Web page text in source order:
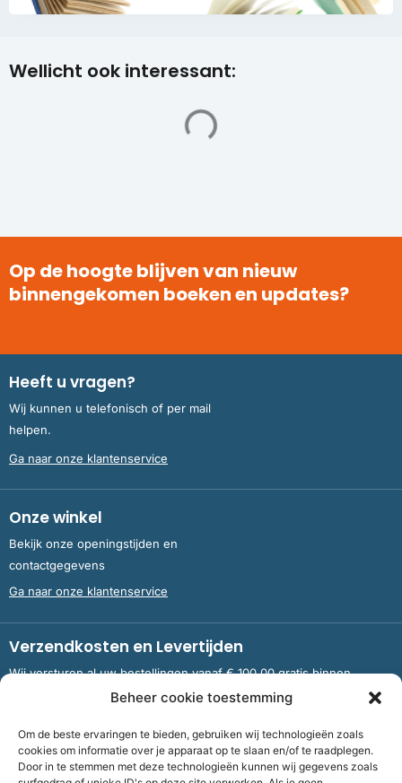
Beheer cookie toestemming
Om de beste ervaringen te bieden, gebruiken wij technologieën zoals
cookies om informatie over je apparaat op te slaan en/of te raadplegen.
Door in te stemmen met deze technologieën kunnen wij gegevens zoals
Wellicht ook interessant:
Op de hoogte blijven van nieuw
binnengekomen boeken en updates?
Heeft u vragen?
Wij kunnen u telefonisch of per mail
helpen.
Ga naar onze klantenservice
Onze winkel
Bekijk onze openingstijden en
contactgegevens
Ga naar onze klantenservice
Verzendkosten en Levertijden
Wij versturen al uw bestellingen vanaf € 100,00 gratis binnen
Nederland en België.
Meer informatie over verzendkosten en levertijden